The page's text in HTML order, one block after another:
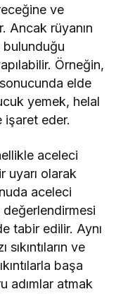
ve
Ancak rüyanın
bulunduğu
Örneğin,
elde
yemek, helal
işaret eder.
aceleci
uyarı olarak
aceleci
değerlendirmesi
tabir edilir. Aynı
ve
başa
adımlar atmak